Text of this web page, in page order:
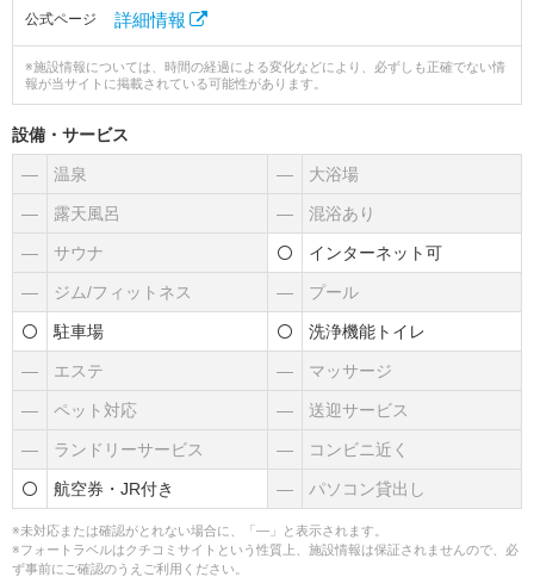
公式ページ 詳細情報
※施設情報については、時間の経過による変化などにより、必ずしも正確でない情
報が当サイトに掲載されている可能性があります。
設備・サービス
― 温泉 ― 大浴場
― 露天風呂 ― 混浴あり
― サウナ インターネット可
― ジム/フィットネス ― プール
駐車場 洗浄機能トイレ
― エステ ― マッサージ
― ペット対応 ― 送迎サービス
― ランドリーサービス ― コンビニ近く
航空券・JR付き ― パソコン貸出し
※未対応または確認がとれない場合に、「―」と表示されます。
※フォートラベルはクチコミサイトという性質上、施設情報は保証されませんので、必
ず事前にご確認のうえご利用ください。